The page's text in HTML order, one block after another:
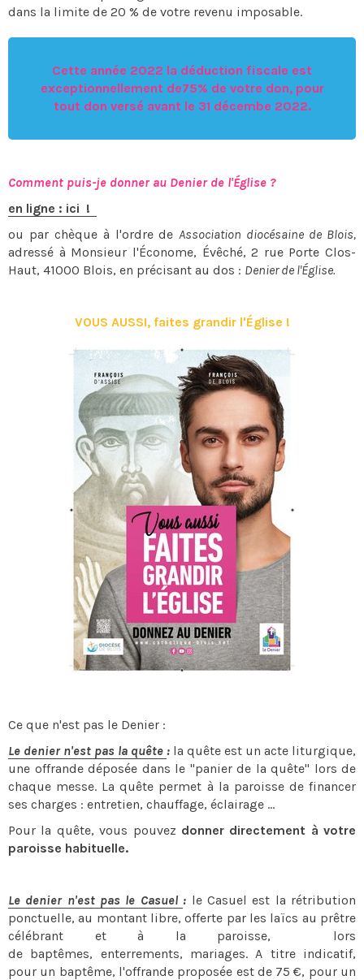
dans la limite de 20 % de votre revenu imposable.
Cette année 2022 la déduction fiscale est
exceptionnellement de75% de votre don, pour
tout don versé avant le 31 décembe 2022.
Comment puis-je donner au Denier de l'Église ?
en ligne : ici !
ou par chèque à l'ordre deAssociation diocésaine de Blois,
adressé à Monsieur l'Économe, Évêché, 2 rue Porte Clos-
Haut, 41000 Blois, en précisant au dos : Denier de l'Église.
VOUS AUSSI, faites grandir l'Église !
Ce que n'est pas le Denier :
Le denier n'est pas la quête : la quête est un acte liturgique,
une offrande déposée dans le "panier de la quête" lors de
chaque messe. La quête permet à la paroisse de financer
ses charges : entretien, chauffage, éclairage ...
Pour la quête, vous pouvez donner directement à votre
paroisse habituelle.
Le denier n'est pas le Casuel : le Casuel est la rétribution
ponctuelle, au montant libre, offerte par les laïcs au prêtre
célébrant et à la paroisse, lors
de baptêmes, enterrements, mariages. A titre indicatif,
pour un baptême, l'offrande proposée est de 75 €, pour un